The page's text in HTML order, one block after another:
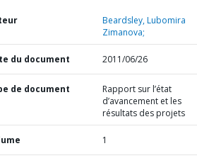
Beardsley, Lubomira
Zimanova;
du document 2011/06/26
de document
Rapport sur l’état
d’avancement et les
résultats des projets
1